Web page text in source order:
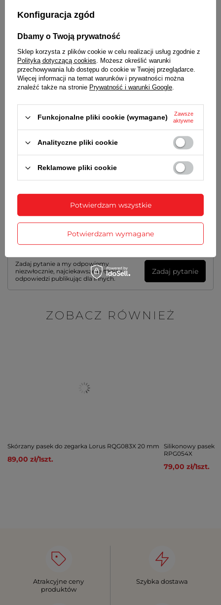
kolor
STALOWY / SREBRNY
grubość bransolety
2,7 mm
dowód zakupu - paragon lub fakturę VAT
Jeśli ta bransoleta nie pasuje do Twojego modelu,
sprawdź pozostałebransolety do zegarkóww naszej
Zadaj pytanie a my odpowiemy
niezwłocznie, najciekawsze pytania i
odpowiedzi publikując dla innych.
Zadaj pytanie
ZOBACZ RÓWNIEŻ
Skórzany pasek do zegarka Lorus RQG083X 20 mm
89,00 zł/1szt.
Silikonowy pasek
RPG054X
79,00 zł/1szt.
Atrakcyjne ceny
produktów
Szybka dostawa
Konfiguracja zgód
Dbamy o Twoją prywatność
Sklep korzysta z plików cookie w celu realizacji usług zgodnie z
Polityką dotyczącą cookies. Możesz określić warunki
przechowywania lub dostępu do cookie w Twojej przeglądarce.
Więcej informacji na temat warunków i prywatności można
znaleźć także na stronie Prywatność i warunki Google.
Funkcjonalne pliki cookie (wymagane)
Zawsze
aktywne
Analityczne pliki cookie
Reklamowe pliki cookie
Potwierdzam wymagane
Potwierdzam wszystkie